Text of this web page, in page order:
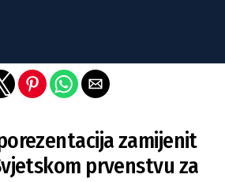
zamijenit
prvenstvu za